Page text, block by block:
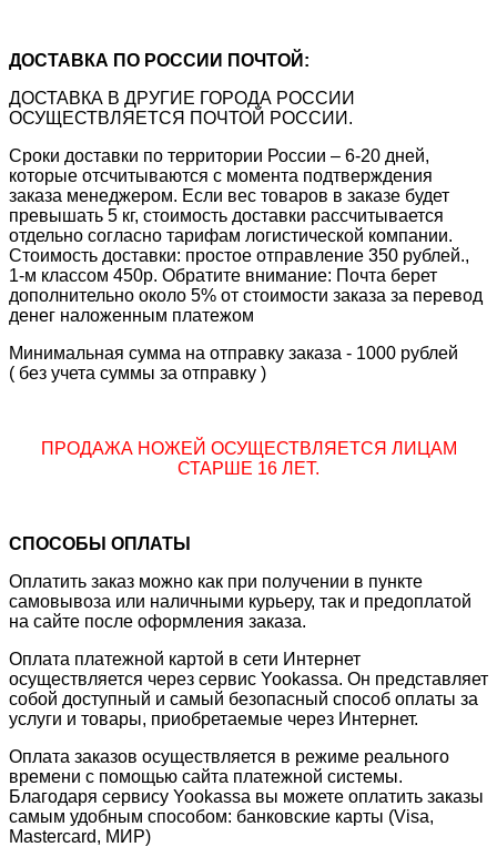
ДОСТАВКА ПО РОССИИ ПОЧТОЙ:
ДОСТАВКА В ДРУГИЕ ГОРОДА РОССИИ
ОСУЩЕСТВЛЯЕТСЯ ПОЧТОЙ РОССИИ.
Сроки доставки по территории России – 6-20 дней,
которые отсчитываются с момента подтверждения
заказа менеджером. Если вес товаров в заказе будет
превышать 5 кг, стоимость доставки рассчитывается
отдельно согласно тарифам логистической компании.
Стоимость доставки: простое отправление 350 рублей.,
1-м классом 450р. Обратите внимание: Почта берет
дополнительно около 5% от стоимости заказа за перевод
денег наложенным платежом
Минимальная сумма на отправку заказа - 1000 рублей
( без учета суммы за отправку )
ПРОДАЖА НОЖЕЙ ОСУЩЕСТВЛЯЕТСЯ ЛИЦАМ
СТАРШЕ 16 ЛЕТ.
СПОСОБЫ ОПЛАТЫ
Оплатить заказ можно как при получении в пункте
самовывоза или наличными курьеру, так и предоплатой
на сайте после оформления заказа.
Оплата платежной картой в сети Интернет
осуществляется через сервис Yookassa. Он представляет
собой доступный и самый безопасный способ оплаты за
услуги и товары, приобретаемые через Интернет.
Оплата заказов осуществляется в режиме реального
времени с помощью сайта платежной системы.
Благодаря сервису Yookassa вы можете оплатить заказы
самым удобным способом: банковские карты (Visa,
Mastercard, МИР)